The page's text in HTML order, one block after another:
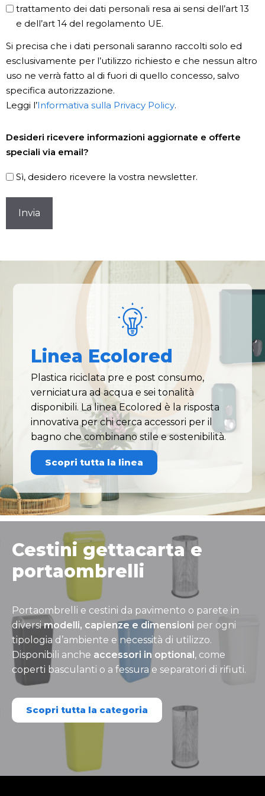
Policy
trattamento dei dati personali resa ai sensi dell’art 13
e dell’art 14 del regolamento UE.
Si precisa che i dati personali saranno raccolti solo ed
esclusivamente per l’utilizzo richiesto e che nessun altro
uso ne verrà fatto al di fuori di quello concesso, salvo
specifica autorizzazione.
Leggi l’Informativa sulla Privacy Policy.
Desideri ricevere informazioni aggiornate e offerte
speciali via email?
Sì, desidero ricevere la vostra newsletter.
CAPTCHA
Linea Ecolored
Plastica riciclata pre e post consumo,
verniciatura ad acqua e sei tonalità
disponibili. La linea Ecolored è la risposta
innovativa per chi cerca accessori per il
bagno che combinano stile e sostenibilità.
Scopri tutta la linea
Cestini gettacarta e
portaombrelli
Portaombrelli e cestini da pavimento o parete in
diversimodelli, capienze e dimensioni per ogni
tipologia d’ambiente e necessità di utilizzo.
Disponibili anche accessori in optional, come
coperti basculanti o a fessura e separatori di rifiuti.
Scopri tutta la categoria